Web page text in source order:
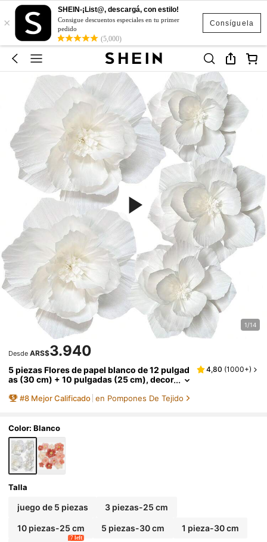
Consíguela
×
SHEIN-¡List@, descargá, con estilo!
Consigue descuentos especiales en tu primer
pedido
(5,000)
1/14
Desde ARS$3.940
5 piezas Flores de papel blanco de 12 pulgad
as (30 cm) + 10 pulgadas (25 cm), decor
uchas nupciales, cumpleaños, fondos de fot
4,80 (1000+)
#8 Mejor Calificado en Pompones De Tejido
Color: Blanco
Talla
juego de 5 piezas 3 piezas-25 cm
10 piezas-25 cm 5 piezas-30 cm 1 pieza-30 cm
7 left